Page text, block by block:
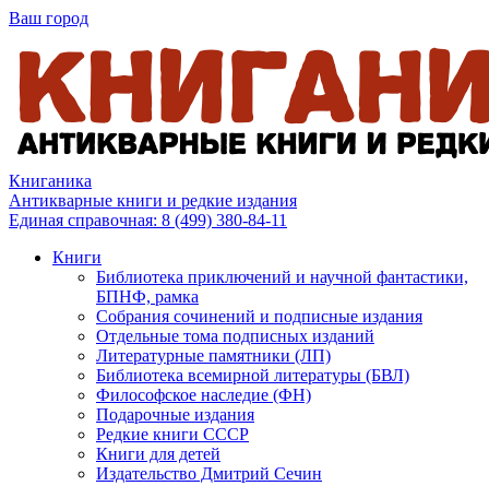
Ваш город
Книганика
Антикварные книги и редкие издания
Единая справочная: 8 (499) 380-84-11
Книги
Библиотека приключений и научной фантастики,
БПНФ, рамка
Собрания сочинений и подписные издания
Отдельные тома подписных изданий
Литературные памятники (ЛП)
Библиотека всемирной литературы (БВЛ)
Философское наследие (ФН)
Подарочные издания
Редкие книги СССР
Книги для детей
Издательство Дмитрий Сечин